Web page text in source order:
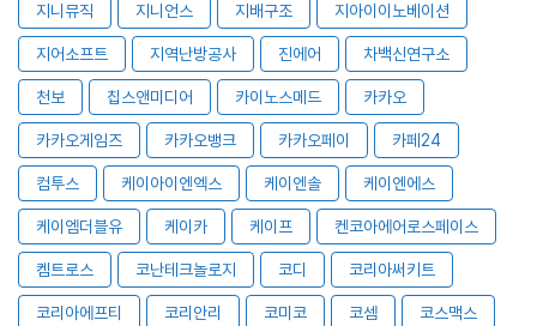
지니뮤직 지니언스 지배구조 지아이이노베이션
지어소프트 지역난방공사 진에어 차백신연구소
천보 칩스앤미디어 카이노스메드 카카오
카카오게임즈 카카오뱅크 카카오페이 카페24
컴투스 케이아이엔엑스 케이엔솔 케이엔에스
케이엠더블유 케이카 케이프 켄코아에어로스페이스
켐트로스 코난테크놀로지 코디 코리아써키트
코리아에프티 코리안리 코미코 코셈 코스맥스